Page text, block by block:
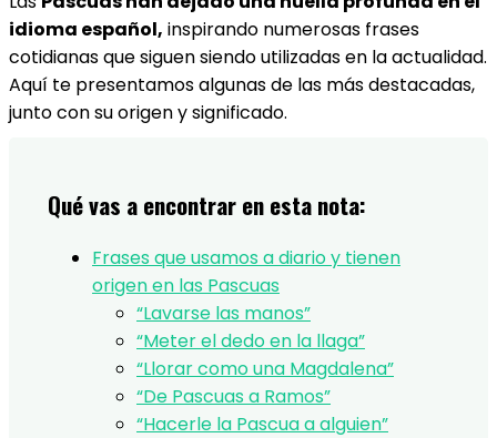
idioma español, inspirando numerosas frases
cotidianas que siguen siendo utilizadas en la actualidad.
Aquí te presentamos algunas de las más destacadas,
junto con su origen y significado.
Qué vas a encontrar en esta nota:
Frases que usamos a diario y tienen
origen en las Pascuas
“Lavarse las manos”
“Meter el dedo en la llaga”
“Llorar como una Magdalena”
“De Pascuas a Ramos”
“Hacerle la Pascua a alguien”